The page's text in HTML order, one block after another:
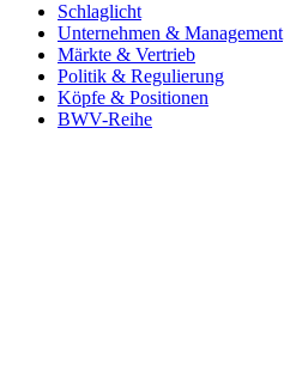
Schlaglicht
Unternehmen & Management
Märkte & Vertrieb
Politik & Regulierung
Köpfe & Positionen
BWV-Reihe